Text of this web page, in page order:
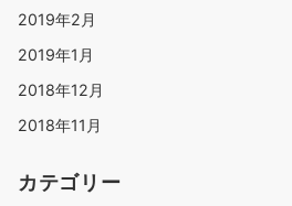
2019年2月
2019年1月
2018年12月
2018年11月
カテゴリー